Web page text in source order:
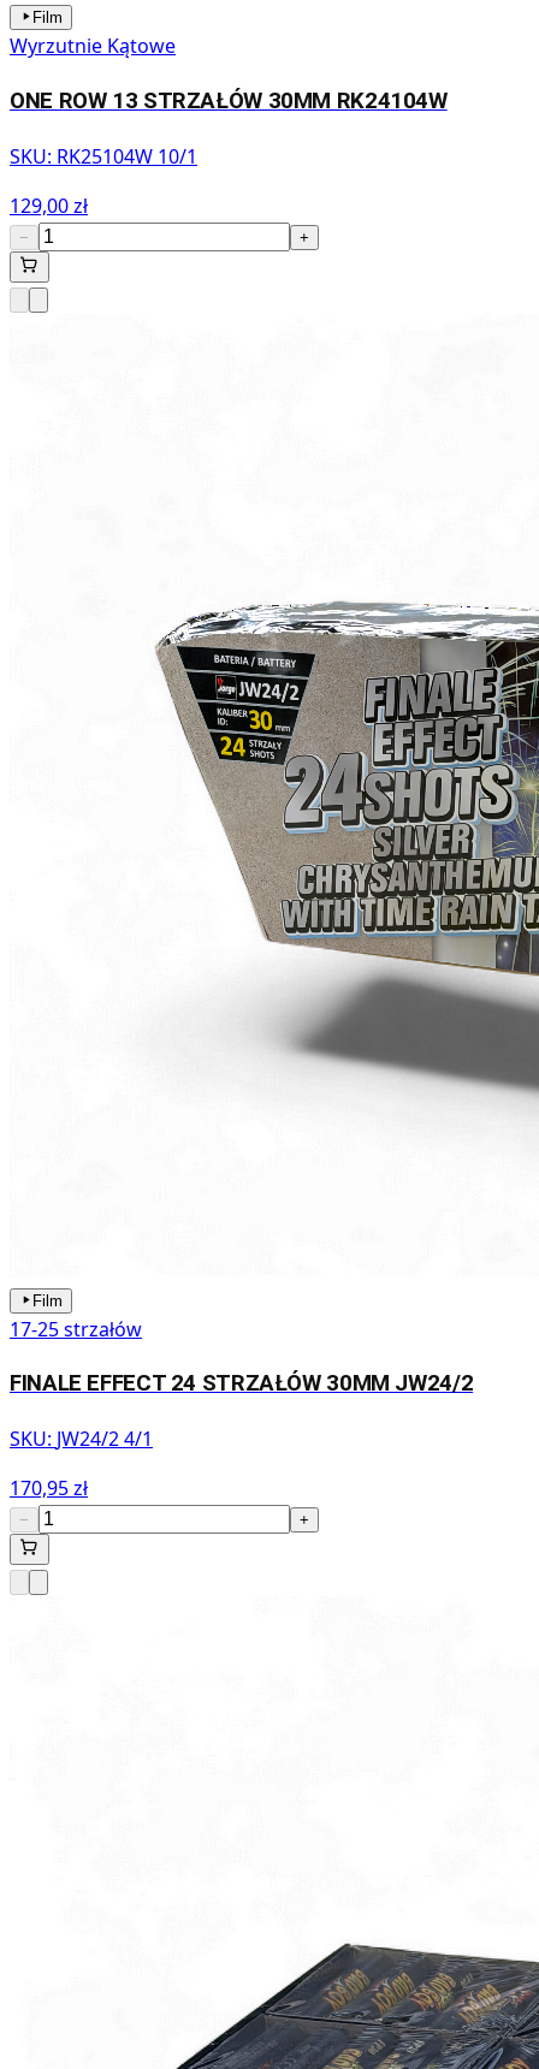
Film
Wyrzutnie Kątowe
ONE ROW 13 STRZAŁÓW 30MM RK24104W
SKU: RK25104W 10/1
129,00 zł
− +
Film
17-25 strzałów
FINALE EFFECT 24 STRZAŁÓW 30MM JW24/2
SKU: JW24/2 4/1
170,95 zł
− +